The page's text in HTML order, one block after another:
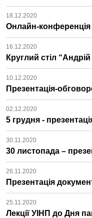
18.12.2020
Онлайн-конференція
16.12.2020
Круглий стіл
10.12.2020
Презентація-
02.12.2020
5 грудня -
30.11.2020
30 листопада –
26.11.2020
Презентація
25.11.2020
Лекції УІНП до Дня